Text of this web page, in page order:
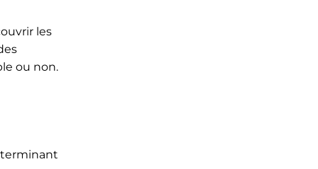
les
ou non.